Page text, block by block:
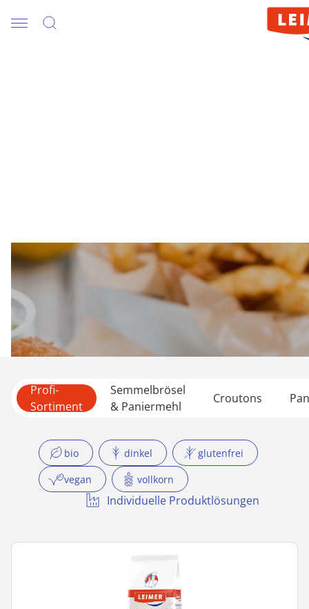
Profi-
Sortiment
Semmelbrösel
& Paniermehl
Croutons
bio dinkel
glutenfrei
vegan
vollkorn
Individuelle Produktlösungen